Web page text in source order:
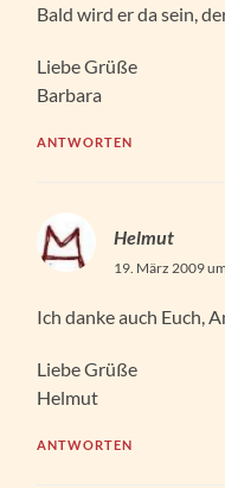
Bald wird er da sein,
Liebe Grüße
Barbara
ANTWORTEN
Helmut
19. März 2009
Ich danke auch Euch,
Liebe Grüße
Helmut
ANTWORTEN